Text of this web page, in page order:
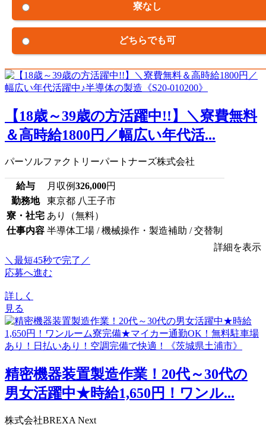
寮なし
どちらでも可
【18歳～39歳の方活躍中!!】＼寮費無料
＆高時給1800円／幅広い年代活...
パーソルファクトリーパートナーズ株式会社
給与 月収例326,000円
勤務地
東京都 八王子市
寮・社宅 あり（無料）
仕事内容 半導体工場 / 機械操作・製造補助 / 交替制
詳細を表示
＼最短45秒で完了／
応募へ進む
詳しく
見る
精密機器装置製造作業！20代～30代の
男女活躍中★時給1,650円！ワンル...
株式会社BREXA Next